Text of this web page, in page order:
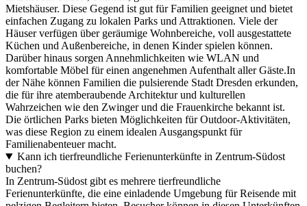
Mietshäuser. Diese Gegend ist gut für Familien geeignet und bietet
einfachen Zugang zu lokalen Parks und Attraktionen. Viele der
Häuser verfügen über geräumige Wohnbereiche, voll ausgestattete
Küchen und Außenbereiche, in denen Kinder spielen können.
Darüber hinaus sorgen Annehmlichkeiten wie WLAN und
komfortable Möbel für einen angenehmen Aufenthalt aller Gäste.In
der Nähe können Familien die pulsierende Stadt Dresden erkunden,
die für ihre atemberaubende Architektur und kulturellen
Wahrzeichen wie den Zwinger und die Frauenkirche bekannt ist.
Die örtlichen Parks bieten Möglichkeiten für Outdoor-Aktivitäten,
was diese Region zu einem idealen Ausgangspunkt für
Familienabenteuer macht.
Kann ich tierfreundliche Ferienunterkünfte in Zentrum-Südost
buchen?
In Zentrum-Südost gibt es mehrere tierfreundliche
Ferienunterkünfte, die eine einladende Umgebung für Reisende mit